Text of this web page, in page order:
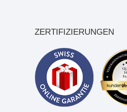
ZERTIFIZIERUNGEN